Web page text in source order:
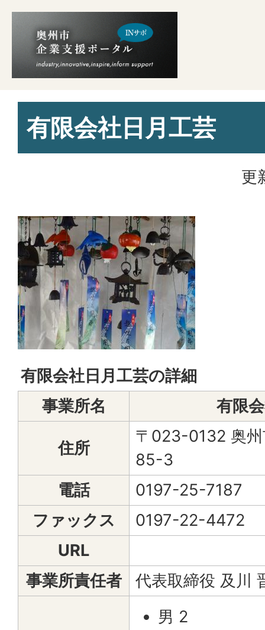
有限会社日月工芸
更
有限会社日月工芸の詳細
事業所名
有限
住所
〒023-0132 奥
85-3
電話
0197-25-7187
ファックス
0197-22-4472
URL
事業所責任者
代表取締役 及川
男 2